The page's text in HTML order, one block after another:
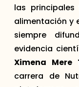
las
alimentación y
siempre
evidencia
Ximena Mere
carrera de